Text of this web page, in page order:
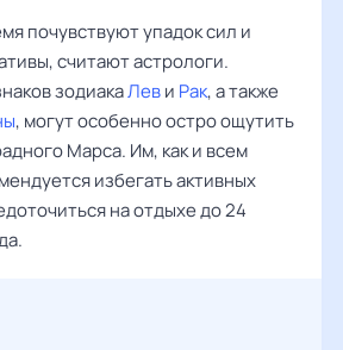
почувствуют упадок сил и
считают астрологи.
зодиакаЛеви Рак, а также
, могут особенно остро ощутить
Марса. Им, как и всем
избегать активных
на отдыхе до 24